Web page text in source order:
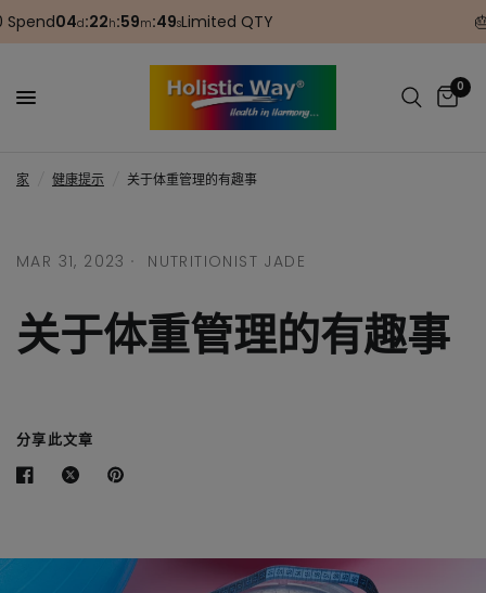
04d:22h:59m:48sLimited QTY 🎂
0
家 健康提示 关于体重管理的有趣事
MAR 31, 2023 NUTRITIONIST JADE
关于体重管理的有趣事
分享此文章